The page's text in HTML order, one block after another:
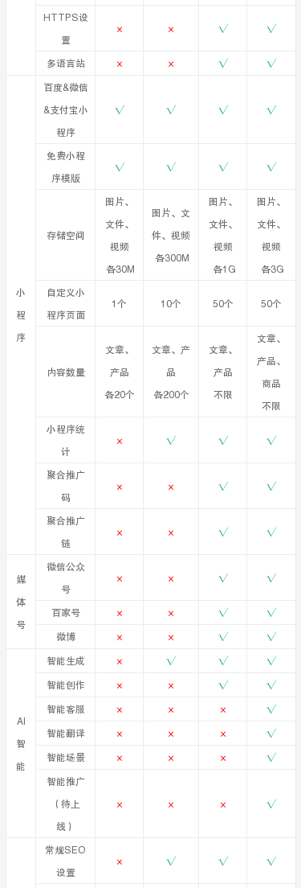
HTTPS设
置
× × √ √
多语言站 × × √ √
小
程
序
百度&微信
&支付宝小
程序
√ √ √ √
免费小程
序模版
√ √ √ √
存储空间
图片、
文件、
视频
各30M
图片、文
件、视频
各300M
图片、
文件、
视频
各1G
图片、
文件、
视频
各3G
自定义小
程序页面
1个 10个 50个 50个
内容数量
文章、
产品
各20个
文章、产
品
各200个
文章、
产品
不限
文章、
产品、
商品
不限
小程序统
计
× √ √ √
聚合推广
码
× × √ √
聚合推广
链
× × √ √
媒
体
号
微信公众
号
× × √ √
百家号 × × √ √
微博 × × √ √
AI
智
能
智能生成 × √ √ √
智能创作 × × √ √
智能客服 × × × √
智能翻译 × × × √
智能场景 × × × √
智能推广
（待上
线）
× × × √
常规SEO
设置
× √ √ √